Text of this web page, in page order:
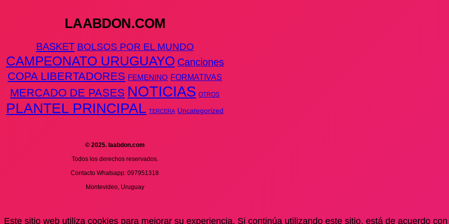
LAABDON.COM
BASKET BOLSOS POR EL MUNDO
CAMPEONATO URUGUAYO Canciones
COPA LIBERTADORES FEMENINO FORMATIVAS
MERCADO DE PASES NOTICIAS OTROS
PLANTEL PRINCIPAL TERCERA Uncategorized
© 2025. laabdon.com
Todos los derechos reservados.
Contacto Whatsapp: 097951318
Montevideo, Uruguay
Este sitio web utiliza cookies para mejorar su experiencia. Si continúa utilizando este sitio, está de acuerdo